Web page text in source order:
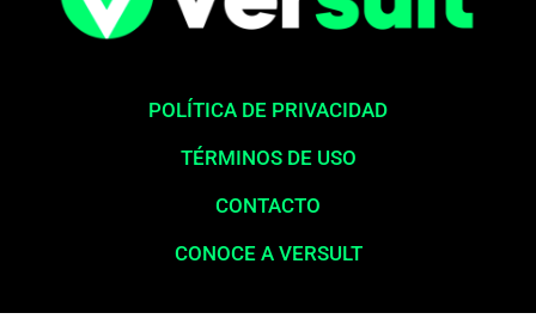
POLÍTICA DE PRIVACIDAD
TÉRMINOS DE USO
CONTACTO
CONOCE A VERSULT